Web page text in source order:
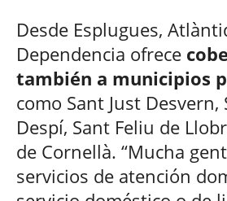
Desde Esplugues,
Dependencia ofrece
también a municipios
como Sant Just Desvern,
Despí, Sant Feliu de
de Cornellà. “Mucha
servicios de atención